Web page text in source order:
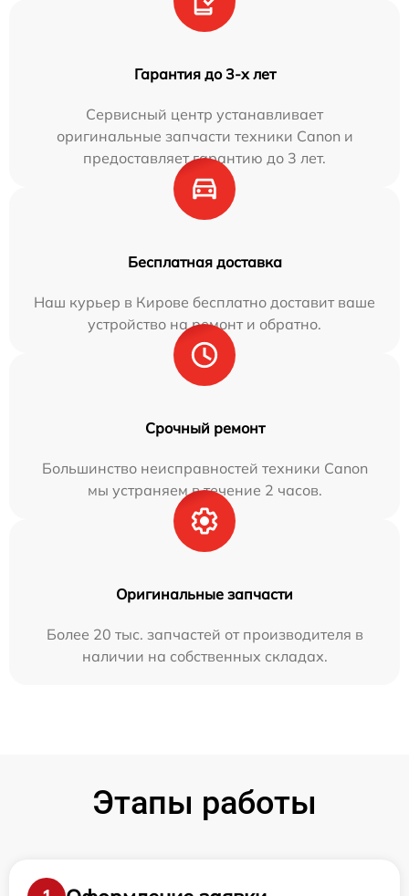
Гарантия до 3-х лет
Сервисный центр устанавливает
оригинальные запчасти техники Canon и
предоставляет гарантию до 3 лет.
Бесплатная доставка
Наш курьер в Кирове бесплатно доставит ваше
устройство на ремонт и обратно.
Срочный ремонт
Большинство неисправностей техники Canon
мы устраняем в течение 2 часов.
Оригинальные запчасти
Более 20 тыс. запчастей от производителя в
наличии на собственных складах.
Этапы работы